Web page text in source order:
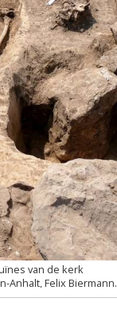
van de kerk
Anhalt, Felix Biermann.